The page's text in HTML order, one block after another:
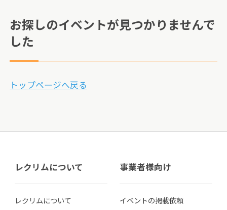
お探しのイベントが見つかりませんで
した
トップページへ戻る
レクリムについて
レクリムについて
事業者様向け
イベントの掲載依頼